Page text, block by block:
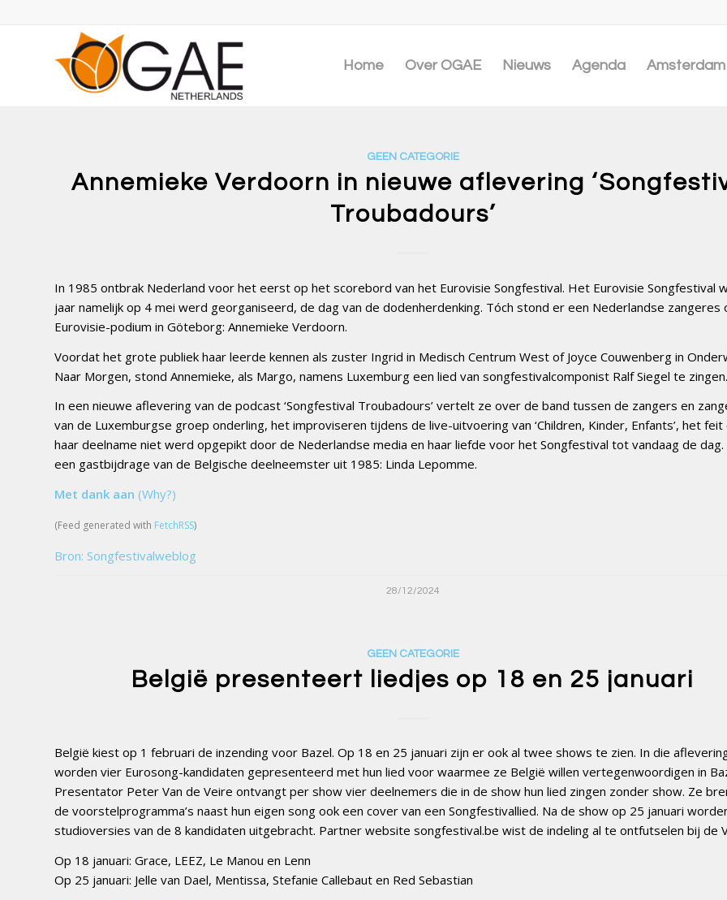
Home Over OGAE Nieuws Agenda Amsterdam
GEEN CATEGORIE
Annemieke Verdoorn in nieuwe aflevering
Troubadours’
In 1985 ontbrak Nederland voor het eerst op het scorebord van het Eurovisie Songfestival. Het Eurovisie Songfestival
jaar namelijk op 4 mei werd georganiseerd, de dag van de dodenherdenking. Tóch stond er een Nederlandse zangeres
Eurovisie-podium in Göteborg: Annemieke Verdoorn.
Voordat het grote publiek haar leerde kennen als zuster Ingrid in Medisch Centrum West of Joyce Couwenberg in
Naar Morgen, stond Annemieke, als Margo, namens Luxemburg een lied van songfestivalcomponist Ralf Siegel te zingen.
In een nieuwe aflevering van de podcast ‘Songfestival Troubadours’ vertelt ze over de band tussen de zangers en
van de Luxemburgse groep onderling, het improviseren tijdens de live-uitvoering van ‘Children, Kinder, Enfants’, het feit
haar deelname niet werd opgepikt door de Nederlandse media en haar liefde voor het Songfestival tot vandaag de
een gastbijdrage van de Belgische deelneemster uit 1985: Linda Lepomme.
Met dank aan (Why?)
(Feed generated with FetchRSS)
Bron: Songfestivalweblog
28/12/2024
GEEN CATEGORIE
België presenteert liedjes op 18 en 25 januari
België kiest op 1 februari de inzending voor Bazel. Op 18 en 25 januari zijn er ook al twee shows te zien. In die
worden vier Eurosong-kandidaten gepresenteerd met hun lied voor waarmee ze België willen vertegenwoordigen in
Presentator Peter Van de Veire ontvangt per show vier deelnemers die in de show hun lied zingen zonder show. Ze
de voorstelprogramma’s naast hun eigen song ook een cover van een Songfestivallied. Na de show op 25 januari
studioversies van de 8 kandidaten uitgebracht. Partner website songfestival.be wist de indeling al te ontfutselen bij de
Op 18 januari: Grace, LEEZ, Le Manou en Lenn
Op 25 januari: Jelle van Dael, Mentissa, Stefanie Callebaut en Red Sebastian